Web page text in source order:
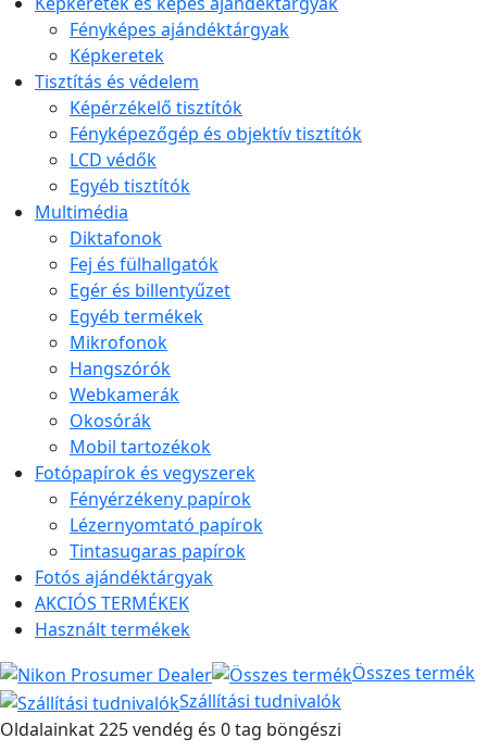
Fényképes ajándéktárgyak
Képkeretek
Tisztítás és védelem
Képérzékelő tisztítók
Fényképezőgép és objektív tisztítók
LCD védők
Egyéb tisztítók
Multimédia
Diktafonok
Fej és fülhallgatók
Egér és billentyűzet
Egyéb termékek
Mikrofonok
Hangszórók
Webkamerák
Okosórák
Mobil tartozékok
Fotópapírok és vegyszerek
Fényérzékeny papírok
Lézernyomtató papírok
Tintasugaras papírok
Fotós ajándéktárgyak
AKCIÓS TERMÉKEK
Használt termékek
Összes termék
Szállítási tudnivalók
Oldalainkat 225 vendég és 0 tag böngészi